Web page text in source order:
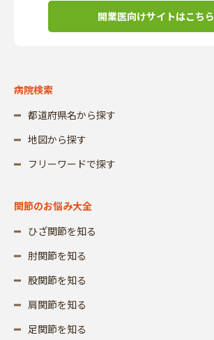
開業医向けサイトはこちら
病院検索
都道府県名から探す
地図から探す
フリーワードで探す
関節のお悩み大全
ひざ関節を知る
肘関節を知る
股関節を知る
肩関節を知る
足関節を知る